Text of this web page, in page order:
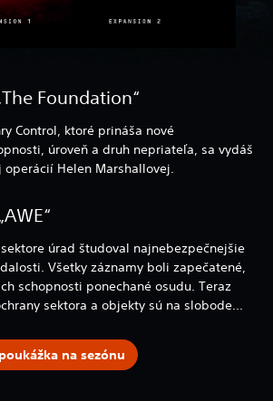
Foundation“
Control, ktoré prináša nové
úroveň a druh nepriateľa, sa vydáš
operácií Helen Marshallovej.
úrad študoval najnebezpečnejšie
Všetky záznamy boli zapečatené,
schopnosti ponechané osudu. Teraz
sektora a objekty sú na slobode...
na sezónu